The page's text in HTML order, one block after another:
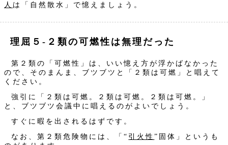
人 は「自然散水」で憶えましょう。
理屈５‐２類の可燃性は無理だった
第２類の「可燃性」は、いい憶え方が浮かばなかった
ので、そのまんま、ブツブツと「２類は可燃」と唱えて
ください。
強引に「２類は可燃。２類は可燃。２類は可燃。」
と、ブツブツ会議中に唱えるのがよいでしょう。
すぐに暇を出されるはずです。
なお、第２類危険物には、「“ 引火性”固体」というも